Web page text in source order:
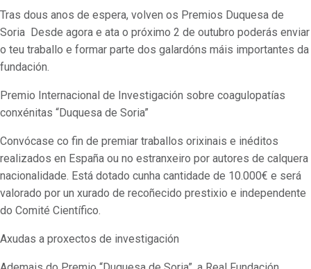
Tras dous anos de espera, volven os Premios Duquesa de
Soria Desde agora e ata o próximo 2 de outubro poderás enviar
o teu traballo e formar parte dos galardóns máis importantes da
fundación.
Premio Internacional de Investigación sobre coagulopatías
conxénitas “Duquesa de Soria”
Convócase co fin de premiar traballos orixinais e inéditos
realizados en España ou no estranxeiro por autores de calquera
nacionalidade. Está dotado cunha cantidade de 10.000€ e será
valorado por un xurado de recoñecido prestixio e independente
do Comité Científico.
Axudas a proxectos de investigación